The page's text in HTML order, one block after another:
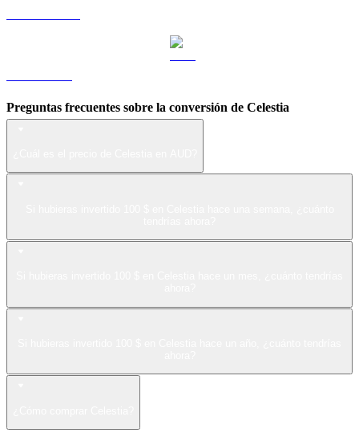
Preguntas frecuentes sobre la conversión de Celestia